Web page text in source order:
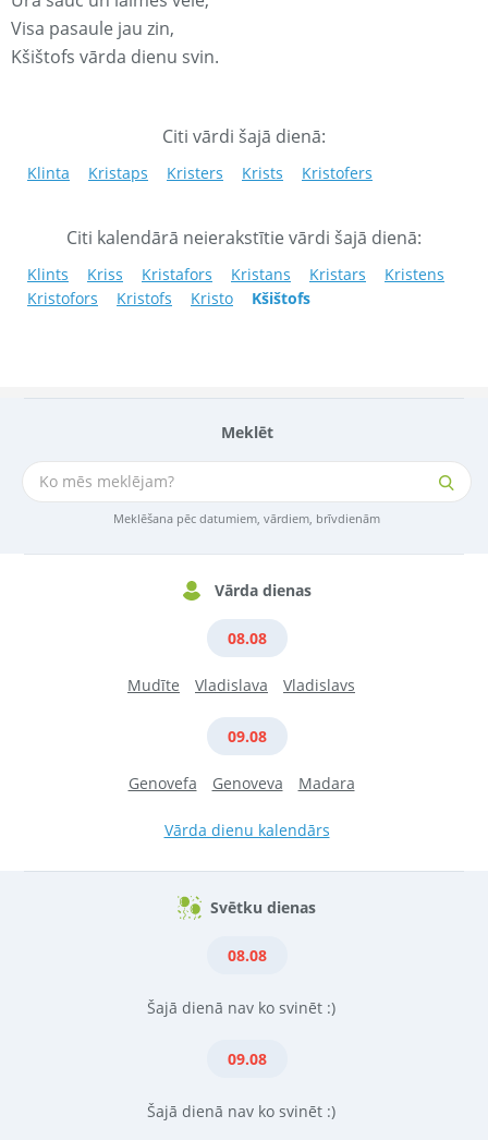
Meklēt
Meklēšana pēc datumiem, vārdiem, brīvdienām
Vārda dienas
08.08
Mudīte Vladislava Vladislavs
09.08
Genovefa Genoveva Madara
Vārda dienu kalendārs
Svētku dienas
08.08
Šajā dienā nav ko svinēt :)
09.08
Šajā dienā nav ko svinēt :)
Visa pasaule jau zin,
Kšištofs vārda dienu svin.
Citi vārdi šajā dienā:
Klinta Kristaps Kristers Krists Kristofers
Citi kalendārā neierakstītie vārdi šajā dienā:
Klints Kriss Kristafors Kristans Kristars
Kristens
Kristofors
Kristofs Kristo Kšištofs